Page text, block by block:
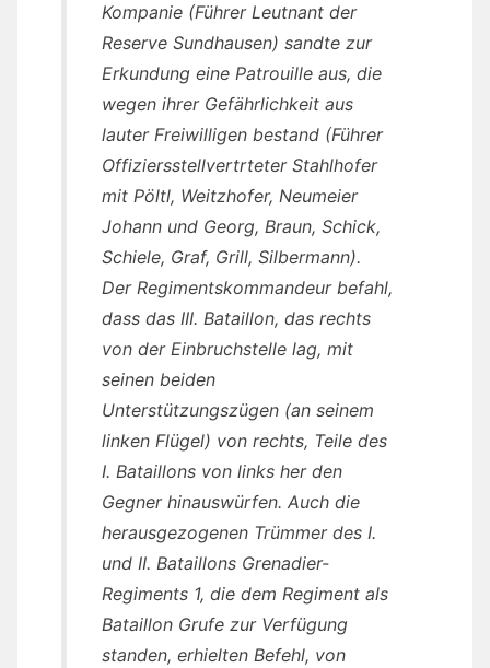
Kompanie (Führer Leutnant der
Reserve Sundhausen) sandte zur
Erkundung eine Patrouille aus, die
wegen ihrer Gefährlichkeit aus
lauter Freiwilligen bestand (Führer
Offiziersstellvertrteter Stahlhofer
mit Pöltl, Weitzhofer, Neumeier
Johann und Georg, Braun, Schick,
Schiele, Graf, Grill, Silbermann).
Der Regimentskommandeur befahl,
dass das III. Bataillon, das rechts
von der Einbruchstelle lag, mit
seinen beiden
Unterstützungszügen (an seinem
linken Flügel) von rechts, Teile des
I. Bataillons von links her den
Gegner hinauswürfen. Auch die
herausgezogenen Trümmer des I.
und II. Bataillons Grenadier-
Regiments 1, die dem Regiment als
Bataillon Grufe zur Verfügung
standen, erhielten Befehl, von